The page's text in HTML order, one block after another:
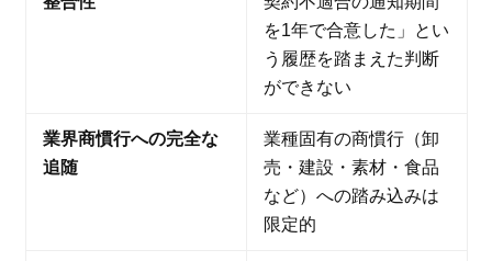
を1年で合意した」とい
う履歴を踏まえた判断
ができない
業界商慣行への完全な
追随
業種固有の商慣行（卸
売・建設・素材・食品
など）への踏み込みは
限定的